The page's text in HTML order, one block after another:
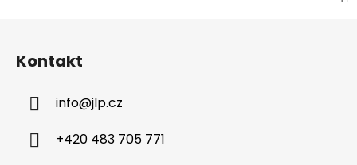
Kontakt
info@jlp.cz
+420 483 705 771